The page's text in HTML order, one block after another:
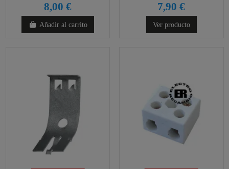
8,00 €
Añadir al carrito
7,90 €
Ver producto